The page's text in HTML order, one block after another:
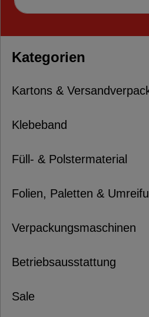
Kategorien
Kartons &
Klebeband
Füll- & Polstermaterial
Folien, Paletten &
Verpackungsmaschinen
Betriebsausstattung
Sale